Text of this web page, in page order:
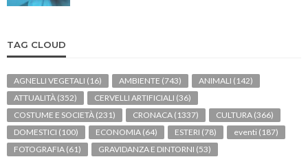
TAG CLOUD
AGNELLI VEGETALI (16) AMBIENTE (743) ANIMALI (142)
ATTUALITÀ (352) CERVELLI ARTIFICIALI (36)
COSTUME E SOCIETÀ (231) CRONACA (1337) CULTURA (366)
DOMESTICI (100) ECONOMIA (64) ESTERI (78) eventi (187)
FOTOGRAFIA (61) GRAVIDANZA E DINTORNI (53)